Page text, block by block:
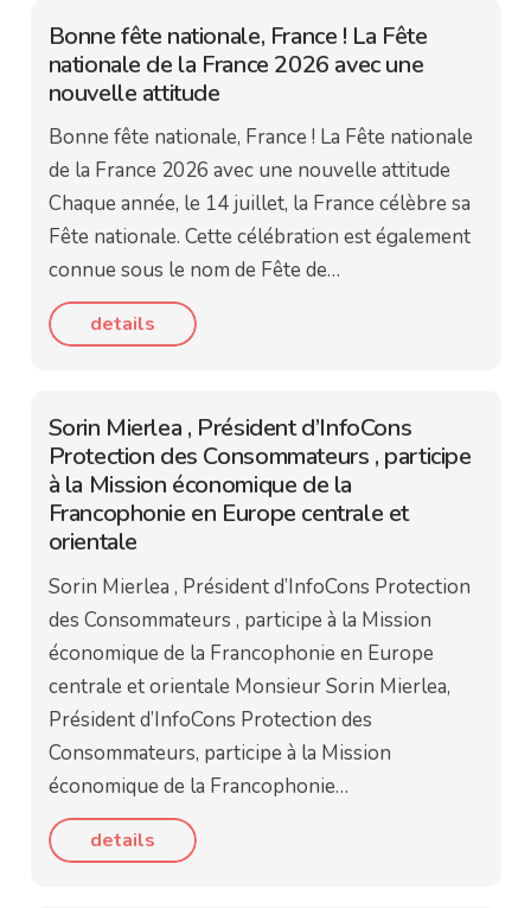
Bonne fête nationale, France ! La Fête
nationale de la France 2026 avec une
nouvelle attitude
Bonne fête nationale, France ! La Fête nationale
de la France 2026 avec une nouvelle attitude
Chaque année, le 14 juillet, la France célèbre sa
Fête nationale. Cette célébration est également
connue sous le nom de Fête de…
details
Sorin Mierlea , Président d’InfoCons
Protection des Consommateurs , participe
à la Mission économique de la
Francophonie en Europe centrale et
orientale
Sorin Mierlea , Président d’InfoCons Protection
des Consommateurs , participe à la Mission
économique de la Francophonie en Europe
centrale et orientale Monsieur Sorin Mierlea,
Président d’InfoCons Protection des
Consommateurs, participe à la Mission
économique de la Francophonie…
details